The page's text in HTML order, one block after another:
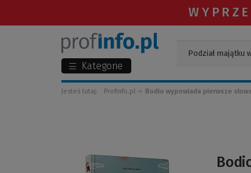
Kategorie
Jesteś tutaj: Profinfo.pl Bodio wypowiada pierwsze słowa